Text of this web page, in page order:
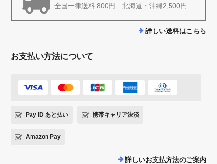
全国一律送料 800円 北海道・沖縄2,500円
詳しい送料はこちら
お支払い方法について
Pay ID あと払い 携帯キャリア決済
Amazon Pay
詳しいお支払方法のご案内